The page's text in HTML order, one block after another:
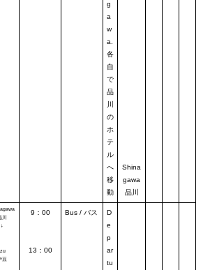
g
a
w
a.
各
自
で
品
川
の
ホ
テ
ル
へ
移
動
Shina
gawa
品川
川
↓
Izu
豆
9：00
13：00
Bus / バス
D
e
p
ar
tu